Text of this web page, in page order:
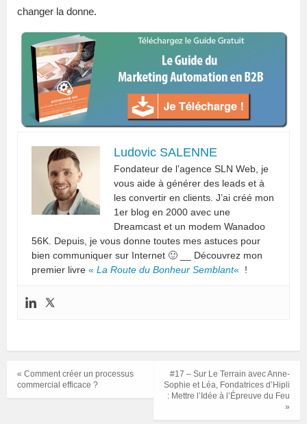
changer la donne.
Ludovic SALENNE
Fondateur de l’agence SLN Web, je
vous aide à générer des leads et à
les convertir en clients. J’ai créé mon
1er blog en 2000 avec une
Dreamcast et un modem Wanadoo
56K. Depuis, je vous donne toutes mes astuces pour
bien communiquer sur Internet 🙂 __ Découvrez mon
premier livre « La Route du Bonheur Semblant« !
#17 – Sur Le Terrain avec Anne-
Sophie et Léa, Fondatrices d’Hipli
: Mettre l’Idée à l’Épreuve du Feu
»
« Comment créer un processus
commercial efficace ?